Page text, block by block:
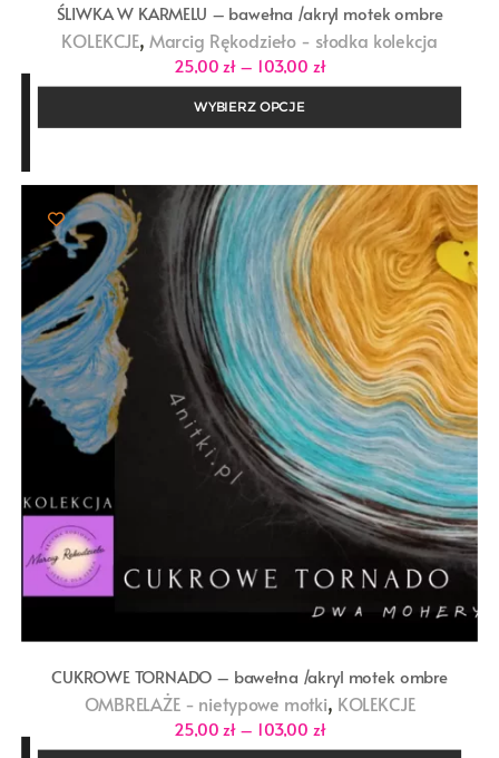
ŚLIWKA W KARMELU – bawełna /akryl motek ombre
KOLEKCJE, Marcig Rękodzieło - słodka kolekcja
25,00zł – 103,00 złZakres
cen:
do
WYBIERZ OPCJE
CUKROWE TORNADO – bawełna /akryl motek ombre
OMBRELAŻE - nietypowe motki, KOLEKCJE
25,00zł – 103,00 złZakres
cen: